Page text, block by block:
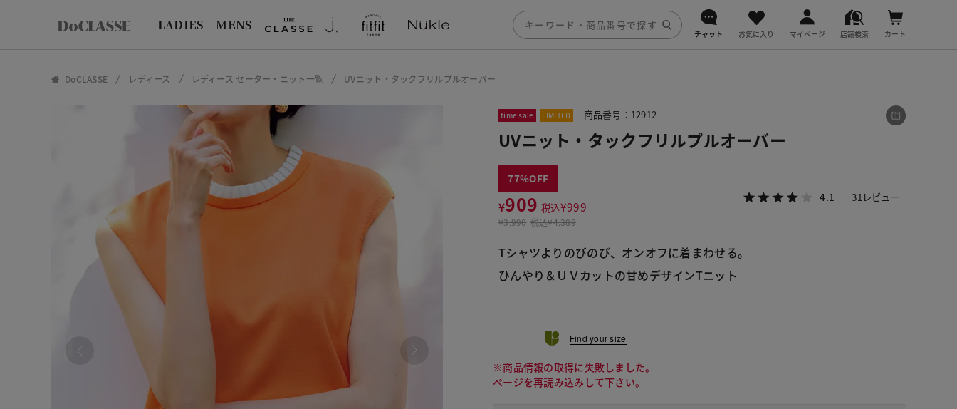
LADIES MENS
チャット お気に入り マイページ 店舗検索 カート
DoCLASSE レディース レディース セーター・ニット一覧 UVニット・タックフリルプルオーバー
time sale LIMITED 商品番号：12912
UVニット・タックフリルプルオーバー
77
¥909 税込¥999
¥3,990 税込¥4,389
4.1 31レビュー
Tシャツよりのびのび、オンオフに着まわせる。
ひんやり＆ＵＶカットの甘めデザインTニット
Find your size
※商品情報の取得に失敗しました。
ページを再読み込みして下さい。